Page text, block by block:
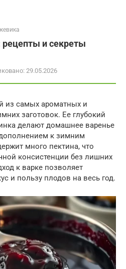
и секреты
29.05.2026
из самых ароматных и
заготовок. Ее глубокий
делают домашнее варенье
к зимним
много пектина, что
консистенции без лишних
к варке позволяет
и пользу плодов на весь год.